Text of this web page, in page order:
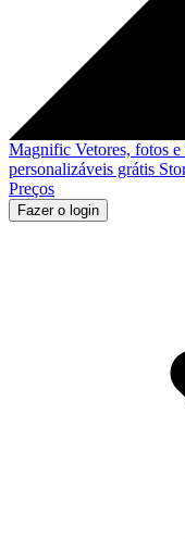
Magnific Vetores, fotos
personalizáveis grátis
Preços
Fazer o login